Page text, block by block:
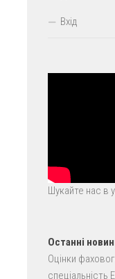
Вхід
Шукайте нас в
Останні
Оцінки
спеціальність